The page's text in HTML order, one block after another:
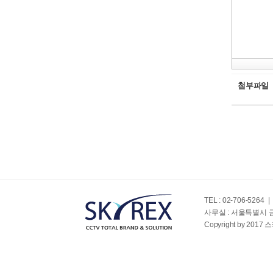
첨부파일
TEL : 02-706-5264 |
사무실 : 서울특별시
Copyright by 2017